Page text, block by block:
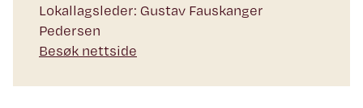
Lokallagsleder: Gustav Fauskanger
Pedersen
Besøk nettside